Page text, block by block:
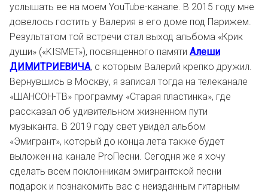
услышать ее на моем YouTube-канале. В 2015 году мне
довелось гостить у Валерия в его доме под Парижем.
Результатом той встречи стал выход альбома «Крик
души» («KISMET»), посвященного памяти Алеши
ДИМИТРИЕВИЧА, с которым Валерий крепко дружил.
Вернувшись в Москву, я записал тогда на телеканале
«ШАНСОН-ТВ» программу «Старая пластинка», где
рассказал об удивительном жизненном пути
музыканта. В 2019 году свет увидел альбом
«Эмигрант», который до конца лета также будет
выложен на канале ProПесни. Сегодня же я хочу
сделать всем поклонникам эмигрантской песни
подарок и познакомить вас с неизданным гитарным